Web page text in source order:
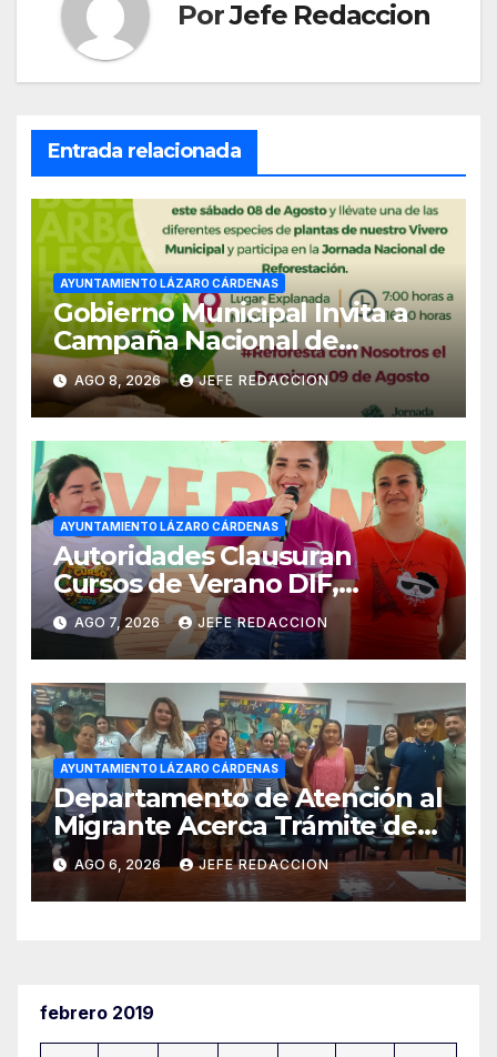
PorJefe Redaccion
Entrada relacionada
AYUNTAMIENTO LÁZARO CÁRDENAS
Gobierno Municipal Invita a
Campaña Nacional de
Reforestación
AGO 8, 2026 JEFE REDACCION
AYUNTAMIENTO LÁZARO CÁRDENAS
Autoridades Clausuran
Cursos de Verano DIF,
Seguridad Pública y Casa de
Cultura 2026
AGO 7, 2026 JEFE REDACCION
AYUNTAMIENTO LÁZARO CÁRDENAS
Departamento de Atención al
Migrante Acerca Trámite de
Pasaportes Estadounidenses
a Residentes de Lázaro
Cárdenas
AGO 6, 2026 JEFE REDACCION
febrero 2019